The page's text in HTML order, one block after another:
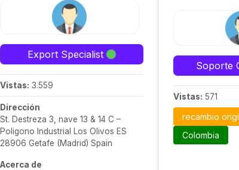
Export Specialist
Vistas: 3.559
Dirección
St. Destreza 3, nave 13 & 14 C –
Poligono Industrial Los Olivos ES
28906 Getafe (Madrid) Spain
Acerca de
Soporte
Vistas: 571
recambio
Colombia